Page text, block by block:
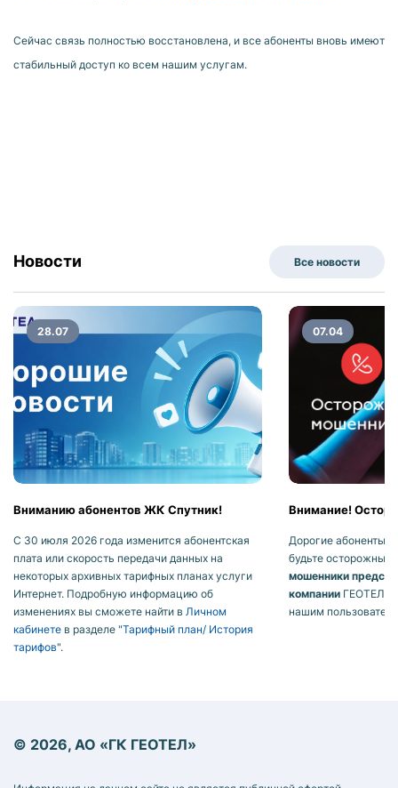
Сейчас связь полностью восстановлена, и все абоненты вновь имеют
стабильный доступ ко всем нашим услугам.
Новости Все новости
28.07
Вниманию абонентов ЖК Спутник!
С 30 июля 2026 года изменится абонентская
плата или скорость передачи данных на
некоторых архивных тарифных планах услуги
Интернет. Подробную информацию об
изменениях вы сможете найти в Личном
кабинете в разделе "Тарифный план/ История
тарифов".
07.04
Внимание!
Дорогие абоненты,
будьте осторожны!
мошенники
компании ГЕОТЕЛ
нашим
© 2026, АО «ГК ГЕОТЕЛ»